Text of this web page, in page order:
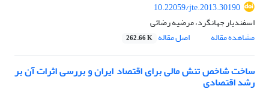
10.22059/jte.2013.30190
اسفندیار جهانگرد، مرضیه رضائی
مشاهده مقاله
اصل مقاله 262.66 K
ساخت شاخص تنش مالی برای اقتصاد ایران و بررسی اثرات آن بر
رشد اقتصادی